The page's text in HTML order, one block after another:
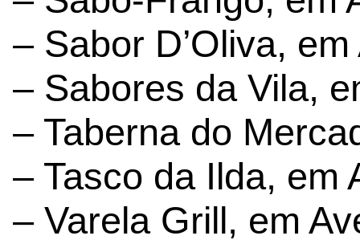
– Sabor D’Oliva,
– Sabores da Vila,
– Taberna do
– Tasco da Ilda, em
– Varela Grill, em